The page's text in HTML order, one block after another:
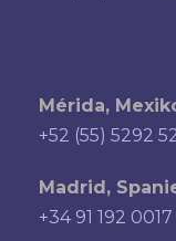
Mérida,
+52 (55) 5292
Madrid,
+34 91 192 0017